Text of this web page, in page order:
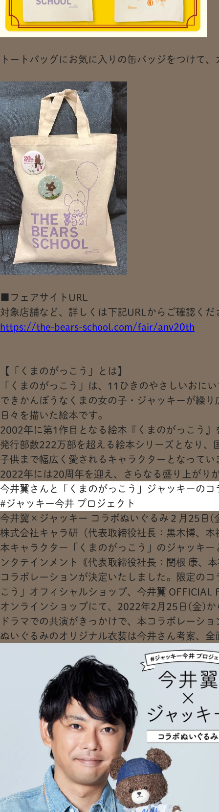
トートバッグにお気に入りの缶バッジをつけて
■フェアサイトURL
対象店舗など、詳しくは下記URLからご確認くだ
https://the-bears-school.com/fair/anv20th
【「くまのがっこう」とは】
「くまのがっこう」は、11ひきのやさしいおに
できかんぼうなくまの女の子・ジャッキーが繰
日々を描いた絵本です。
2002年に第1作目となる絵本『くまのがっこう
発行部数222万部を超える絵本シリーズとなり、
子供まで幅広く愛されるキャラクターとなってい
2022年には20周年を迎え、さらなる盛り上がり
今井翼さんと「くまのがっこう」ジャッキーの
#ジャッキー今井 プロジェクト
今井翼×ジャッキー コラボぬいぐるみ２月25日(
株式会社キャラ研（代表取締役社長：黒木博、
本キャラクター「くまのがっこう」のジャッキ
ンタテインメント｟代表取締役社長：関根 康、
コラボレーションが決定いたしました。限定の
こう」オフィシャルショップ、今井翼
オンラインショップにて、2022年2月25日(金)か
ドラマでの共演がきっかけで、本コラボレーシ
ぬいぐるみのオリジナル衣装は今井さん考案、